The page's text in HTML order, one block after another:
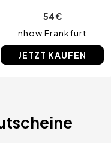
54 €
nhow Frankfurt
JETZT KAUFEN